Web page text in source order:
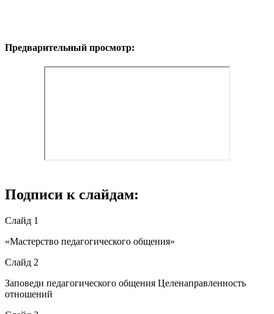
Предварительный просмотр:
Подписи к слайдам:
Слайд 1
«Мастерство педагогического общения»
Слайд 2
Заповеди педагогического общения Целенаправленность
отношений